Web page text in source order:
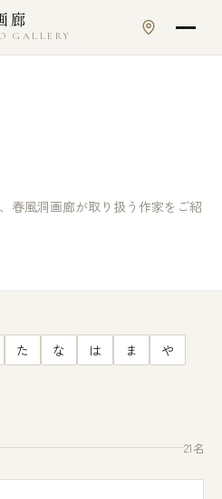
廊
GALLERY
春風洞画廊が取り扱う作家をご紹
た な は ま
や
21名